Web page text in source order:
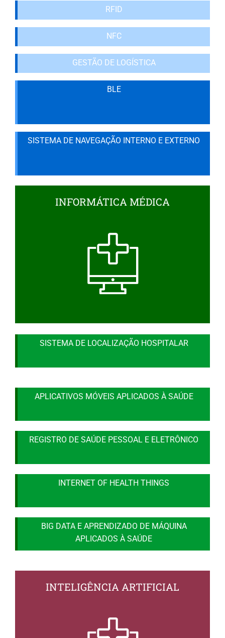
RFID
NFC
GESTÃO DE LOGÍSTICA
BLE
SISTEMA DE NAVEGAÇÃO INTERNO E EXTERNO
INFORMÁTICA MÉDICA
SISTEMA DE LOCALIZAÇÃO HOSPITALAR
APLICATIVOS MÓVEIS APLICADOS À SAÚDE
REGISTRO DE SAÚDE PESSOAL E ELETRÔNICO
INTERNET OF HEALTH THINGS
BIG DATA E APRENDIZADO DE MÁQUINA
APLICADOS À SAÚDE
INTELIGÊNCIA ARTIFICIAL